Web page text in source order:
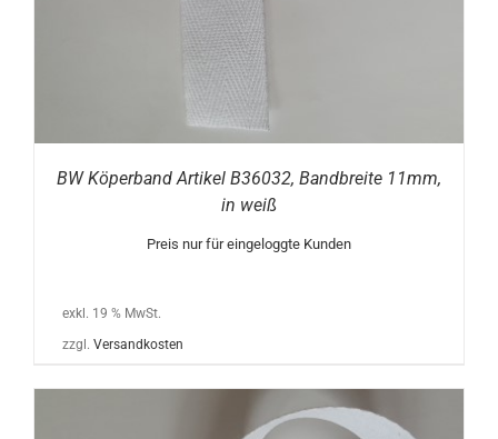
BW Köperband Artikel B36032, Bandbreite 11mm,
in weiß
Preis nur für eingeloggte Kunden
exkl. 19 % MwSt.
zzgl. Versandkosten